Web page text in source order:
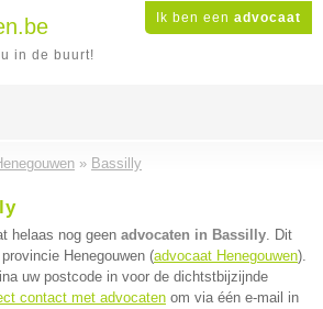
Ik ben een advocaat
in de buurt!
» Bassilly
helaas nog geen advocaten in Bassilly. Dit
Henegouwen (advocaat Henegouwen).
uw postcode in voor de dichtstbijzijnde
contact met advocaten om via één e-mail in